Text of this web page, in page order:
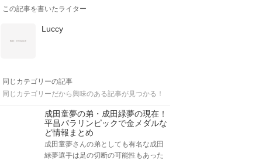
この記事を書いたライター
Luccy
同じカテゴリーの記事
同じカテゴリーだから興味のある記事が見つかる！
成田童夢の弟・成田緑夢の現在！
平昌パラリンピックで金メダルな
ど情報まとめ
成田童夢さんの弟としても有名な成田
緑夢選手は足の切断の可能性もあった